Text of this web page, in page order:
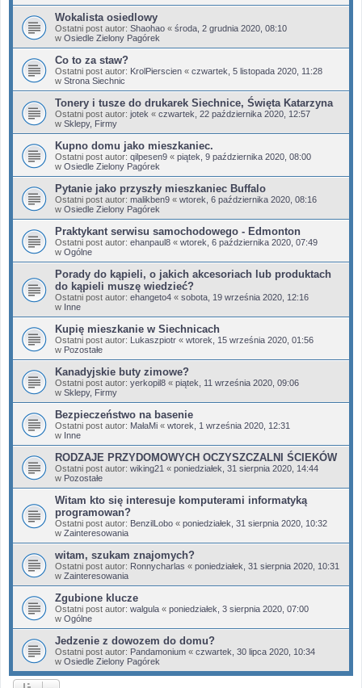
Wokalista osiedlowy
Ostatni post autor: Shaohao « środa, 2 grudnia 2020, 08:10
w Osiedle Zielony Pagórek
Co to za staw?
Ostatni post autor: KrolPierscien « czwartek, 5 listopada 2020, 11:28
w Strona Siechnic
Tonery i tusze do drukarek Siechnice, Święta Katarzyna
Ostatni post autor: jotek « czwartek, 22 października 2020, 12:57
w Sklepy, Firmy
Kupno domu jako mieszkaniec.
Ostatni post autor: qilpesen9 « piątek, 9 października 2020, 08:00
w Osiedle Zielony Pagórek
Pytanie jako przyszły mieszkaniec Buffalo
Ostatni post autor: malikben9 « wtorek, 6 października 2020, 08:16
w Osiedle Zielony Pagórek
Praktykant serwisu samochodowego - Edmonton
Ostatni post autor: ehanpaul8 « wtorek, 6 października 2020, 07:49
w Ogólne
Porady do kąpieli, o jakich akcesoriach lub produktach
do kąpieli muszę wiedzieć?
Ostatni post autor: ehangeto4 « sobota, 19 września 2020, 12:16
w Inne
Kupię mieszkanie w Siechnicach
Ostatni post autor: Lukaszpiotr « wtorek, 15 września 2020, 01:56
w Pozostałe
Kanadyjskie buty zimowe?
Ostatni post autor: yerkopil8 « piątek, 11 września 2020, 09:06
w Sklepy, Firmy
Bezpieczeństwo na basenie
Ostatni post autor: MałaMi « wtorek, 1 września 2020, 12:31
w Inne
RODZAJE PRZYDOMOWYCH OCZYSZCZALNI ŚCIEKÓW
Ostatni post autor: wiking21 « poniedziałek, 31 sierpnia 2020, 14:44
w Pozostałe
Witam kto się interesuje komputerami informatyką
programowan?
Ostatni post autor: BenzilLobo « poniedziałek, 31 sierpnia 2020, 10:32
w Zainteresowania
witam, szukam znajomych?
Ostatni post autor: Ronnycharlas « poniedziałek, 31 sierpnia 2020, 10:31
w Zainteresowania
Zgubione klucze
Ostatni post autor: walgula « poniedziałek, 3 sierpnia 2020, 07:00
w Ogólne
Jedzenie z dowozem do domu?
Ostatni post autor: Pandamonium « czwartek, 30 lipca 2020, 10:34
w Osiedle Zielony Pagórek